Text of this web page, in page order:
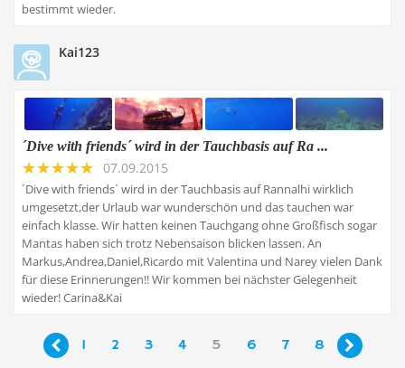
bestimmt wieder.
Kai123
´Dive with friends´ wird in der Tauchbasis auf Ra ...
07.09.2015
´Dive with friends´ wird in der Tauchbasis auf Rannalhi wirklich
umgesetzt,der Urlaub war wunderschön und das tauchen war
einfach klasse. Wir hatten keinen Tauchgang ohne Großfisch sogar
Mantas haben sich trotz Nebensaison blicken lassen. An
Markus,Andrea,Daniel,Ricardo mit Valentina und Narey vielen Dank
für diese Erinnerungen!! Wir kommen bei nächster Gelegenheit
wieder! Carina&Kai
 1 2 3 4 5 6 7 8 